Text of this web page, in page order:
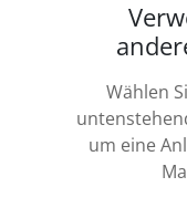
Wählen
um eine